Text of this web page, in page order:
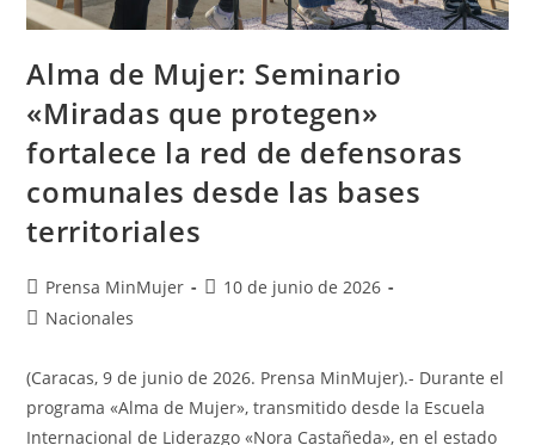
Alma de Mujer: Seminario
«Miradas que protegen»
fortalece la red de defensoras
comunales desde las bases
territoriales
Prensa MinMujer
10 de junio de 2026
Nacionales
(Caracas, 9 de junio de 2026. Prensa MinMujer).- Durante el
programa «Alma de Mujer», transmitido desde la Escuela
Internacional de Liderazgo «Nora Castañeda», en el estado